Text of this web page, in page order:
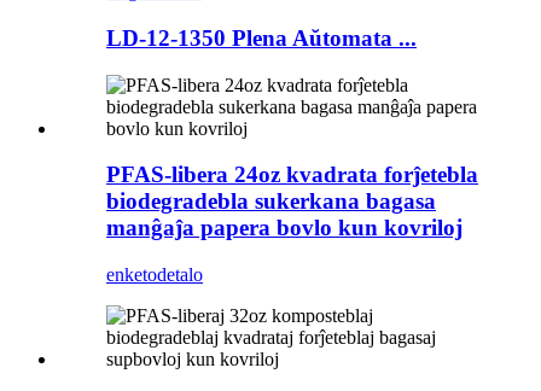
LD-12-1350 Plena Aŭtomata ...
PFAS-libera 24oz kvadrata forĵetebla
biodegradebla sukerkana bagasa
manĝaĵa papera bovlo kun kovriloj
enketodetalo